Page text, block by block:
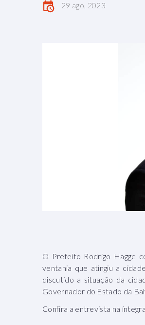
29 ago, 2023
O Prefeito Rodrigo Hagge
ventania que atingiu a
discutido a situação da
Governador do Estado da
Confira a entrevista na